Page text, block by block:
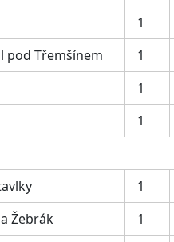
1
pod Třemšínem 1
1
1
1
Žebrák 1